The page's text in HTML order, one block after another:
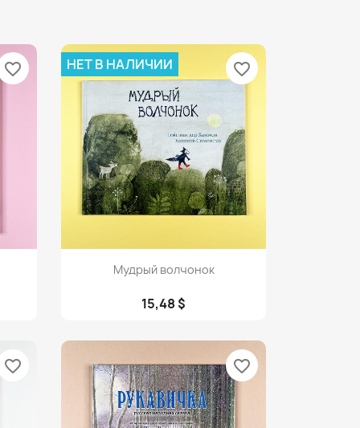
favorite_border
Просмотр
Мудрый волчонок
15,48 $
НЕТ В НАЛИЧИИ favorite_border
favorite_border favorite_border